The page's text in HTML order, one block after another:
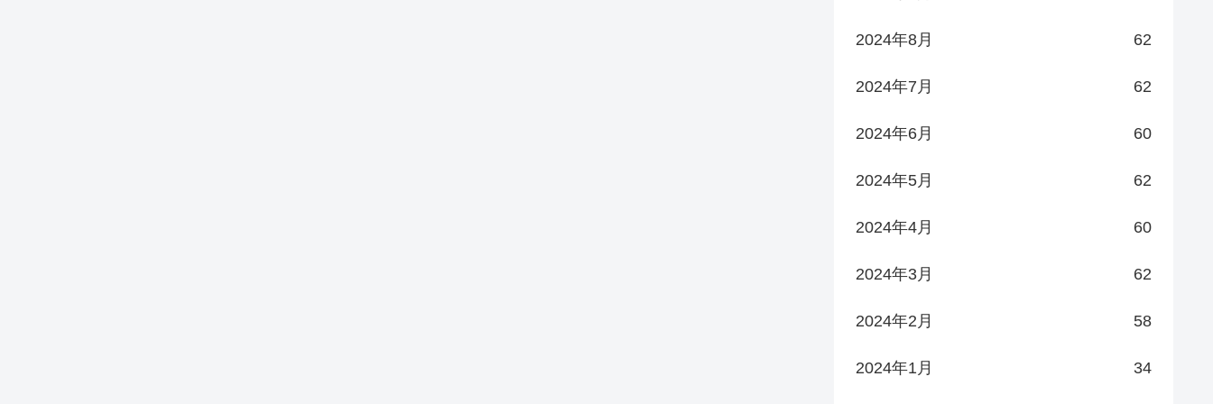
2024年8月 62
2024年7月 62
2024年6月 60
2024年5月 62
2024年4月 60
2024年3月 62
2024年2月 58
2024年1月 34